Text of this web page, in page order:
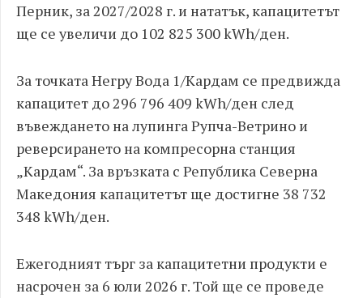
Перник, за 2027/2028 г. и нататък, капацитетът
ще се увеличи до 102 825 300 kWh/ден.
За точката Негру Вода 1/Кардам се предвижда
капацитет до 296 796 409 kWh/ден след
въвеждането на лупинга Рупча-Ветрино и
реверсирането на компресорна станция
„Кардам“. За връзката с Република Северна
Македония капацитетът ще достигне 38 732
348 kWh/ден.
Ежегодният търг за капацитетни продукти е
насрочен за 6 юли 2026 г. Той ще се проведе